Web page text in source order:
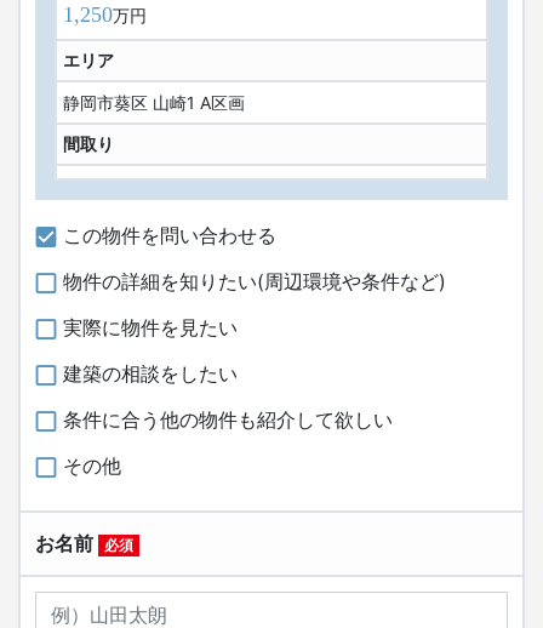
1,250万円
エリア
静岡市葵区 山崎1 A区画
間取り
この物件を問い合わせる
物件の詳細を知りたい(周辺環境や条件など)
実際に物件を見たい
建築の相談をしたい
条件に合う他の物件も紹介して欲しい
その他
お名前 必須